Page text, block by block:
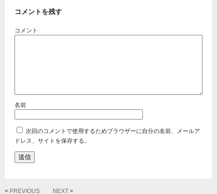
コメントを残す
次回のコメントで使用するためブラウザーに自分の名前、メールア
ドレス、サイトを保存する。
< PREVIOUS NEXT >